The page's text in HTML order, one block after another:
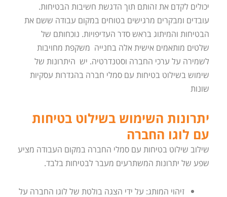
יכולים לקדם את זהותם תוך הדגשת חשיבות הבטיחות.
עובדים ומבקרים מרגישים בטוחים במקום עבודה ששם את
הבטיחות והמיתוג בראש סדר העדיפויות. נוכחותם של
שלטים מותאמים אישית אלה בחנייה משקפת מחויבות
לשמירה על ערכי החברה וסטנדרטיה. יש היתרונות של
שימוש בשילוט בטיחות עם סמלי חברה בהגדרות עסקיות
שונות
יתרונות השימוש בשילוט בטיחות
עם לוגו החברה
שילוב שילוט בטיחות עם סמלי החברה במקום העבודה מציע
שפע של יתרונות המשתרעים מעבר לבטיחות בלבד.
זיהוי המותג: על ידי הצגה בולטת של לוגו החברה על